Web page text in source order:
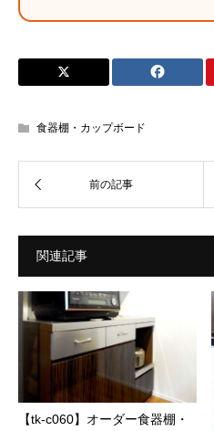
食器棚・カップボード
関連記事
【tk-c060】オーダー食器棚・